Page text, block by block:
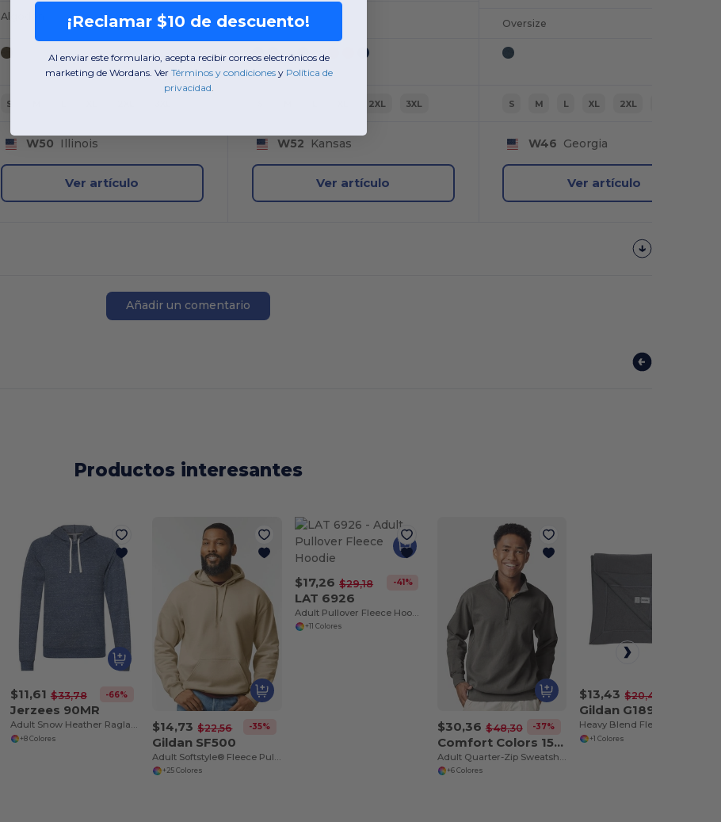
Algodón
S
W50 Illinois
Ver artículo
2XL 3XL
W52 Kansas
Ver artículo
Oversize
S M L XL 2XL
W46 Georgia
Ver artículo
Añadir un comentario
Productos interesantes
$11,61 $33,78 -66%
Jerzees 90MR
Adult Snow Heather Raglan Hooded Sweatshirt
+8 Colores
$14,73 $22,56 -35%
Gildan SF500
Adult Softstyle® Fleece Pullover Hooded Sweatshirt
+25 Colores
$17,26 $29,18 -41%
LAT 6926
+11 Colores
$30,36 $48,30 -37%
Comfort Colors 1580
Adult Quarter-Zip Sweatshirt
+6 Colores
$13,43 $20,48
Gildan G189
+1 Colores
¡Reclamar $10 de descuento!
Al enviar este formulario, acepta recibir correos electrónicos de
marketing de Wordans. Ver​ Términos y condiciones​ y​ Política de
privacidad.